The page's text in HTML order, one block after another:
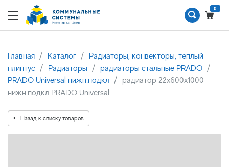
0
Главная Каталог
Радиаторы, конвекторы, теплый
плинтус
Радиаторы
радиаторы стальные PRADO
PRADO Universal нижн.подкл
радиатор 22x600х1000
нижн.подкл PRADO Universal
Назад к списку товаров